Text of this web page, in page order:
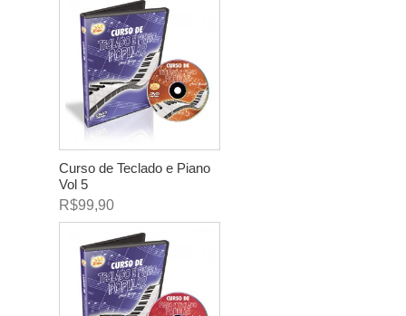
Curso de Teclado e Piano
Vol 5
R$99,90